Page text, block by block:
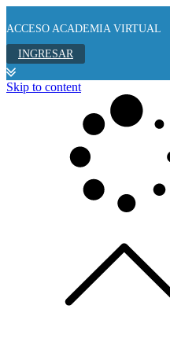
ACCESO ACADEMIA VIRTUAL
INGRESAR
Skip to content